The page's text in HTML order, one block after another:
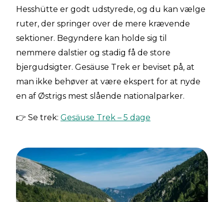
Hesshütte er godt udstyrede, og du kan vælge
ruter, der springer over de mere krævende
sektioner. Begyndere kan holde sig til
nemmere dalstier og stadig få de store
bjergudsigter. Gesäuse Trek er beviset på, at
man ikke behøver at være ekspert for at nyde
en af Østrigs mest slående nationalparker.
👉 Se trek: Gesäuse Trek – 5 dage